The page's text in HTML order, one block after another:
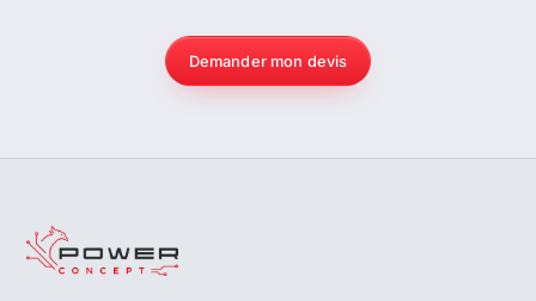
Demander mon devis